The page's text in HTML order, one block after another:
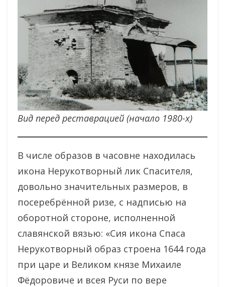
Вид перед реставрацией (начало 1980-х)
В числе образов в часовне находилась
икона Нерукотворный лик Спасителя,
довольно значительных размеров, в
посеребрённой ризе, с надписью на
оборотной стороне, исполненной
славянской вязью: «Сия икона Спаса
Нерукотворный образ строена 1644 года
при царе и Великом князе Михаиле
Фёдоровиче и всея Руси по вере